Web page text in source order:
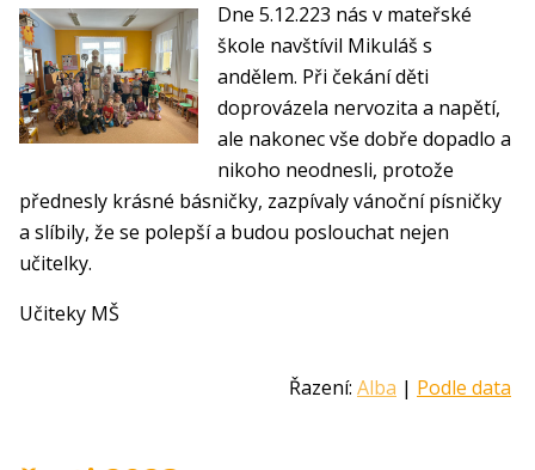
Dne 5.12.223 nás v mateřské
škole navštívil Mikuláš s
andělem. Při čekání děti
doprovázela nervozita a napětí,
ale nakonec vše dobře dopadlo a
nikoho neodnesli, protože
přednesly krásné básničky, zazpívaly vánoční písničky
a slíbily, že se polepší a budou poslouchat nejen
učitelky.
Učiteky MŠ
Řazení: Alba | Podle data